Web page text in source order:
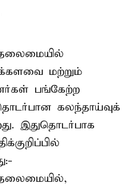
மற்றும்
பங்கேற்ற
கலந்தாய்வுக்
இதுதொடர்பாக